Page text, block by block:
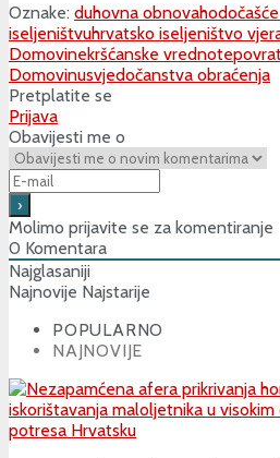
Oznake: duhovna obnova
iseljeništvuhrvatsko iseljeništvo
Domovinekršćanske vrednote
Domovinusvjedočanstva obraćenja
Pretplatite se
Prijava
Obavijesti me o
Molimo prijavite se za komentiranje
0 Komentara
Najglasaniji
Najnovije Najstarije
POPULARNO
NAJNOVIJE